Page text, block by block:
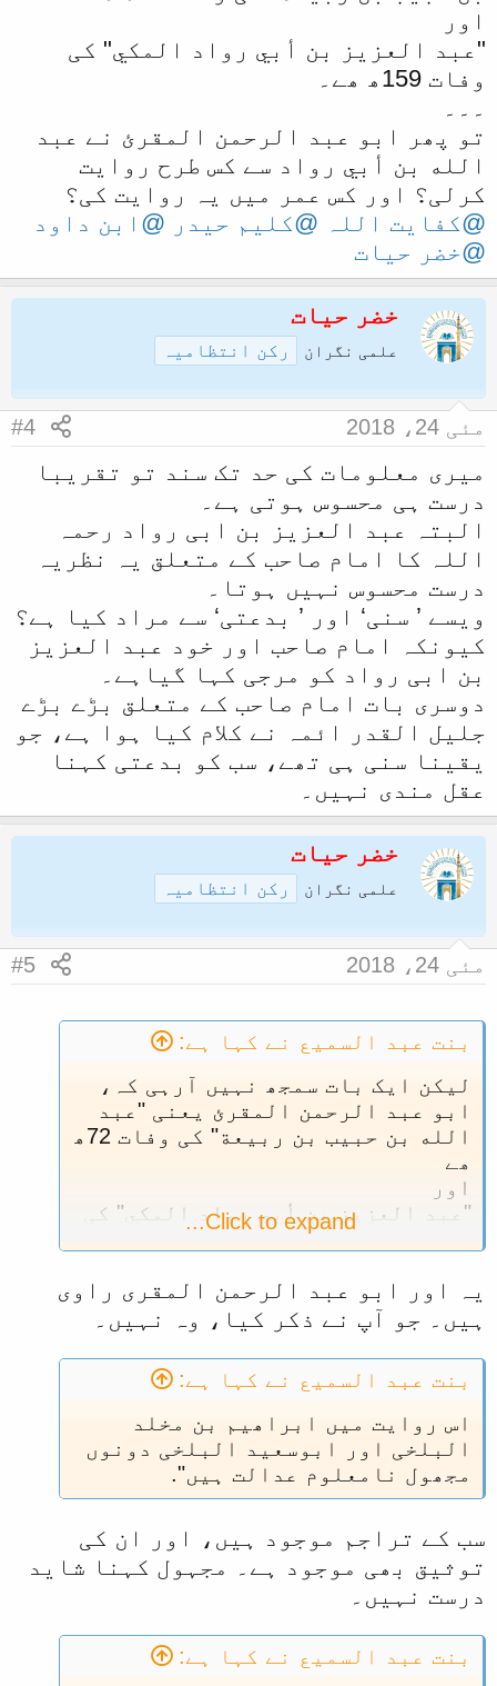
اور
"عبد العزيز بن أبي رواد المكي" کی
وفات 159ھ ھے۔
۔۔۔
تو پھر ابو عبد الرحمن المقرئ نے عبد
الله بن أبي رواد سے کس طرح روایت
کرلی؟ اور کس عمر میں یہ روایت کی؟
@کفایت اللہ @کلیم حیدر @ابن داود
@خضر حیات
خضر حیات
علمی نگران رکن انتظامیہ
مئی 24، 2018 #4
میری معلومات کی حد تک سند تو تقریبا
درست ہی محسوس ہوتی ہے۔
البتہ عبد العزیز بن ابی رواد رحمہ
اللہ کا امام صاحب کے متعلق یہ نظریہ
درست محسوس نہیں ہوتا۔
ویسے ’ سنی‘ اور ’ بدعتی‘ سے مراد کیا ہے؟
کیونکہ امام صاحب اور خود عبد العزیز
بن ابی رواد کو مرجی کہا گیاہے۔
دوسری بات امام صاحب کے متعلق بڑے بڑے
جلیل القدر ائمہ نے کلام کیا ہوا ہے، جو
یقینا سنی ہی تھے، سب کو بدعتی کہنا
عقل مندی نہیں۔
خضر حیات
علمی نگران رکن انتظامیہ
مئی 24، 2018 #5
بنت عبد السمیع نے کہا ہے:
لیکن ایک بات سمجھ نہیں آرہی کہ،
ابو عبد الرحمن المقرئ یعنی "عبد
الله بن حبيب بن ربيعة" کی وفات 72ھ
ھے
اور
"عبد العزيز بن أبي رواد المكي" کی
تو پھر ابو عبد الرحمن المقرئ نے
عبد الله بن أبي رواد سے کس طرح
روایت کرلی؟ اور کس عمر میں یہ
روایت کی؟
@کفایت اللہ @کلیم حیدر @ابن
داود
@خضر حیات
Click to expand...
یہ اور ابو عبد الرحمن المقری راوی
ہیں۔ جو آپ نے ذکر کیا، وہ نہیں۔
بنت عبد السمیع نے کہا ہے:
اس روایت میں ابراھیم بن مخلد
البلخی اور ابوسعید البلخی دونوں
مجھول نامعلوم عدالت ہیں".
سب کے تراجم موجود ہیں، اور ان کی
توثیق بھی موجود ہے۔ مجہول کہنا شاید
درست نہیں۔
بنت عبد السمیع نے کہا ہے: